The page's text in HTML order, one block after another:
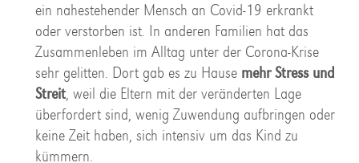
ein nahestehender Mensch an Covid-19 erkrankt
oder verstorben ist. In anderen Familien hat das
Zusammenleben im Alltag unter der Corona-Krise
sehr gelitten. Dort gab es zu Hause mehr Stress und
Streit, weil die Eltern mit der veränderten Lage
überfordert sind, wenig Zuwendung aufbringen oder
keine Zeit haben, sich intensiv um das Kind zu
kümmern.